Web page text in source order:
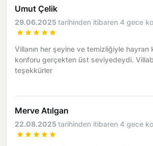
Umut Çelik
29.06.2025tarihinden itibaren 4 gece
Villanın her şeyine ve temizliğiyle hayran
konforu gerçekten üst seviyedeydi.
teşekkürler
Merve Atılgan
22.08.2025tarihinden itibaren 4 gece